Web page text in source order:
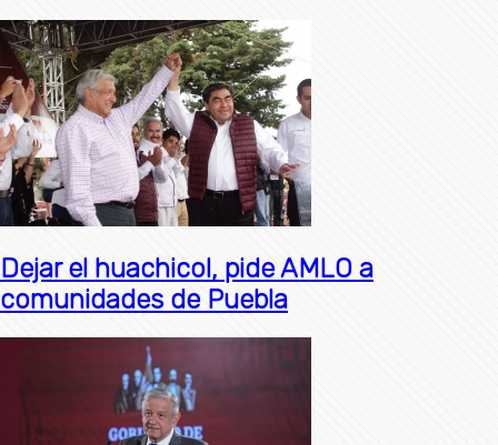
Dejar el huachicol, pide AMLO a
comunidades de Puebla